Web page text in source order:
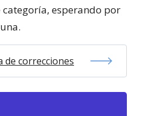
categoría, esperando por
de correcciones